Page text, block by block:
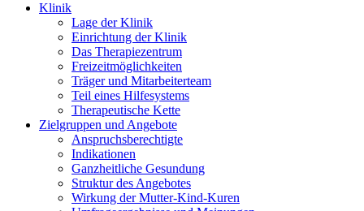
Klinik
Lage der Klinik
Einrichtung der Klinik
Das Therapiezentrum
Freizeitmöglichkeiten
Träger und Mitarbeiterteam
Teil eines Hilfesystems
Therapeutische Kette
Zielgruppen und Angebote
Anspruchsberechtigte
Indikationen
Ganzheitliche Gesundung
Struktur des Angebotes
Wirkung der Mutter-Kind-Kuren